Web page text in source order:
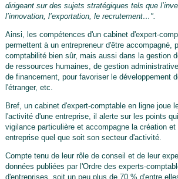
dirigeant sur des sujets stratégiques tels que
l’innovation, l’exportation, le recrutement…".
Ainsi, les compétences d'un cabinet d'expert-
permettent à un entrepreneur d'être accompagné,
comptabilité bien sûr, mais aussi dans la gestion
de ressources humaines, de gestion
de financement, pour favoriser le développement
l'étranger, etc.
Bref, un cabinet d'expert-comptable en ligne joue
l'activité d'une entreprise, il alerte sur les points
vigilance particulière et accompagne la création
entreprise quel que soit son secteur d'activité.
Compte tenu de leur rôle de conseil et de leur
données publiées par l'Ordre des experts-
d'entreprises, soit un peu plus de 70 % d'entre